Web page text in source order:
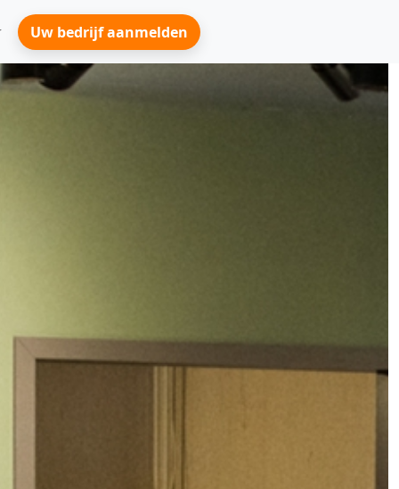
Uw bedrijf aanmelden